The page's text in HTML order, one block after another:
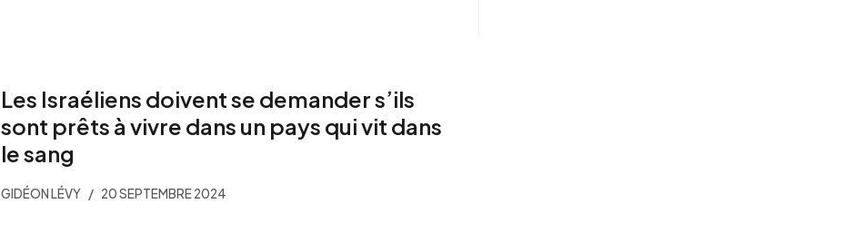
Les Israéliens doivent se demander s’ils
sont prêts à vivre dans un pays qui vit dans
le sang
GIDÉON LÉVY 20 SEPTEMBRE 2024